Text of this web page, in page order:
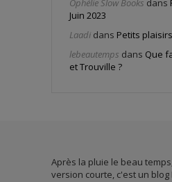
Ophélie Slow Books dans
Juin 2023
Laadi dans Petits
lebeautemps dans Que
et Trouville ?
Après la pluie le beau
version courte, c'est un